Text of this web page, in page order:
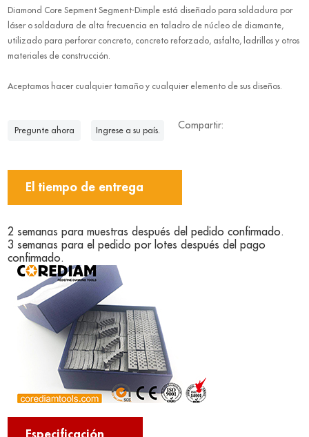
Diamond Core Sepment Segment-Dimple está diseñado para soldadura por
láser o soldadura de alta frecuencia en taladro de núcleo de diamante,
utilizado para perforar concreto, concreto reforzado, asfalto, ladrillos y otros
materiales de construcción.
Aceptamos hacer cualquier tamaño y cualquier elemento de sus diseños.
Pregunte ahora Ingrese a su país.
Compartir:
El tiempo de entrega
2 semanas para muestras después del pedido confirmado.
3 semanas para el pedido por lotes después del pago
confirmado.
Especificación